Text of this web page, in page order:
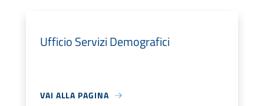
Ufficio Servizi Demografici
VAI ALLA PAGINA